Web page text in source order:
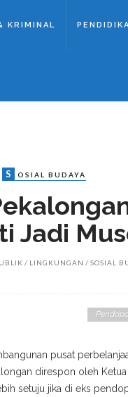
KRIMINAL
S OSIAL BUDAYA
Jadi
LINGKUNGAN SOSIAL
pusat
direspon oleh
setuju jika di eks